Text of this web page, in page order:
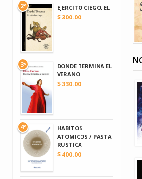
EJERCITO CIEGO, EL
$ 300.00
2º
DONDE TERMINA EL
VERANO
$ 330.00
3º
HABITOS
ATOMICOS / PASTA
RUSTICA
$ 400.00
4º